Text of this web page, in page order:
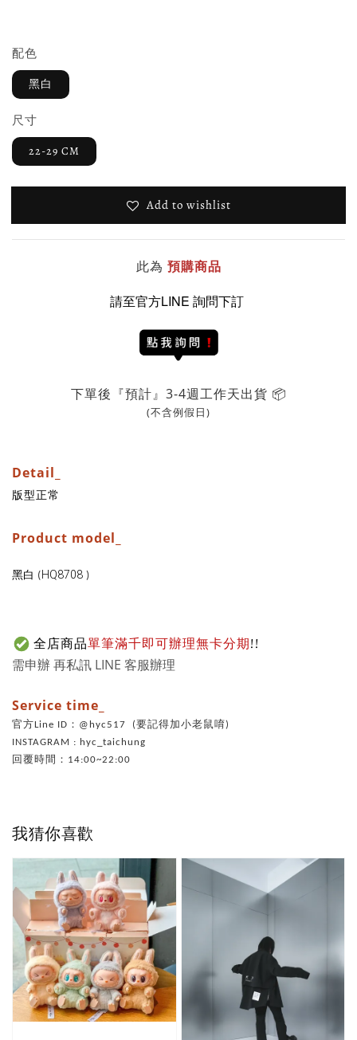
配色
黑白
尺寸
22-29 CM
Add to wishlist
此為 預購商品
請至官方LINE 詢問下訂
下單後『預計』3-4週工作天出貨 📦
(不含例假日)
Detail_
版型正常
Product model_
黑白 ( HQ8708 )
全店商品單筆滿千即可辦理無卡分期!!
需申辦 再私訊 LINE 客服辦理
Service time_
官方Line ID：@hyc517 (要記得加小老鼠唷)
INSTAGRAM : hyc_taichung
回覆時間：14:00~22:00
我猜你喜歡